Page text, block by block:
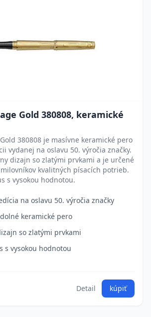
Gold 380808, keramické
380808 je masívne keramické pero
vydanej na oslavu 50. výročia značky.
dizajn so zlatými prvkami a je určené
kvalitných písacích potrieb.
s vysokou hodnotou.
na oslavu 50. výročia značky
keramické pero
so zlatými prvkami
s vysokou hodnotou
Detail kúpiť